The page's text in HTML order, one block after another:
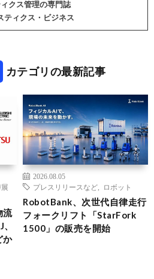
クス管理の専門誌
ティクス・ビジネス
カテゴリの最新記事
流
か
2026.08.05
プレスリリースなど
ロボット
RobotBank、次世代自律走行
フォークリフト「StarFork
1500」の販売を開始